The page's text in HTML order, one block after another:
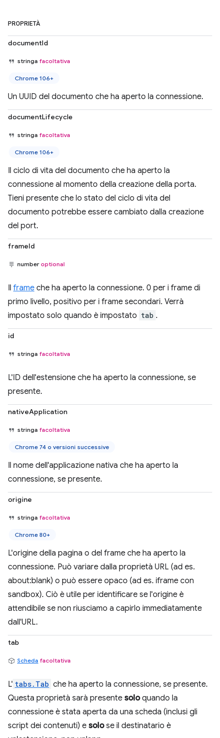
PROPRIETÀ
documentId
stringa facoltativa
Chrome 106+
Un UUID del documento che ha aperto la connessione.
documentLifecycle
stringa facoltativa
Chrome 106+
Il ciclo di vita del documento che ha aperto la
connessione al momento della creazione della porta.
Tieni presente che lo stato del ciclo di vita del
documento potrebbe essere cambiato dalla creazione
del port.
frameId
number optional
Il frame che ha aperto la connessione. 0 per i frame di
primo livello, positivo per i frame secondari. Verrà
impostato solo quando è impostato tab .
id
stringa facoltativa
L'ID dell'estensione che ha aperto la connessione, se
presente.
nativeApplication
stringa facoltativa
Chrome 74 o versioni successive
Il nome dell'applicazione nativa che ha aperto la
connessione, se presente.
origine
stringa facoltativa
Chrome 80+
L'origine della pagina o del frame che ha aperto la
connessione. Può variare dalla proprietà URL (ad es.
about:blank) o può essere opaco (ad es. iframe con
sandbox). Ciò è utile per identificare se l'origine è
attendibile se non riusciamo a capirlo immediatamente
dall'URL.
tab
Scheda facoltativa
L' tabs.Tab che ha aperto la connessione, se presente.
Questa proprietà sarà presente soloquando la
connessione è stata aperta da una scheda (inclusi gli
script dei contenuti) e solose il destinatario è